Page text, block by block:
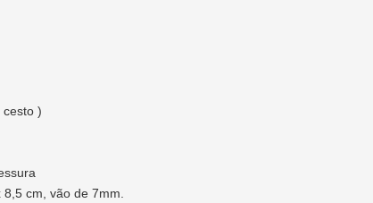
cesto )
8,5 cm, vão de 7mm.